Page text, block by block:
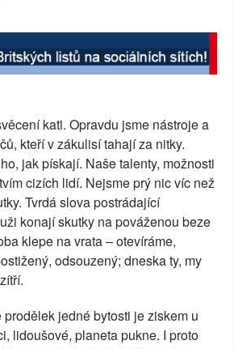
kati. Opravdu jsme nástroje a
kteří v zákulisí tahají za nitky.
jak pískají. Naše talenty, možnosti
cizích lidí. Nejsme prý nic víc než
Tvrdá slova postrádající
konají skutky na pováženou beze
klepe na vrata – otevíráme,
odsouzený; dneska ty, my
jedné bytosti je ziskem u
lidoušové, planeta pukne. I proto